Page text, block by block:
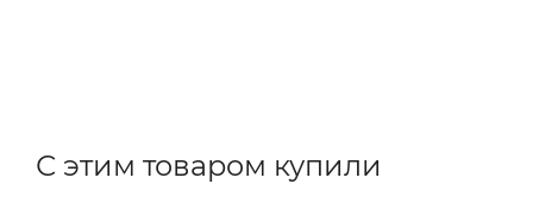
С этим товаром купили